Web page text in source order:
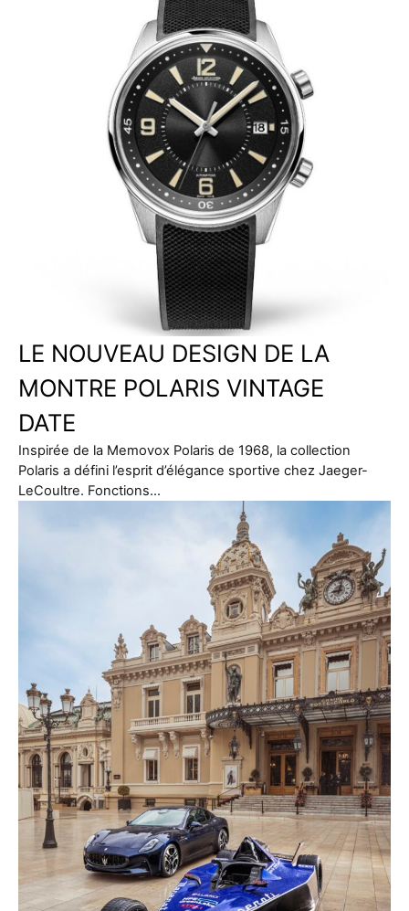
LE NOUVEAU DESIGN DE LA
MONTRE POLARIS VINTAGE
DATE
Inspirée de la Memovox Polaris de 1968, la collection
Polaris a défini l’esprit d’élégance sportive chez Jaeger-
LeCoultre. Fonctions…